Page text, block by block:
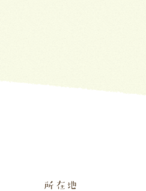
所在地